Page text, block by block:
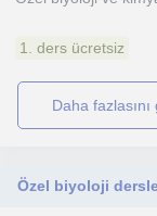
1. ders ücretsiz
daha
Özel biyoloji